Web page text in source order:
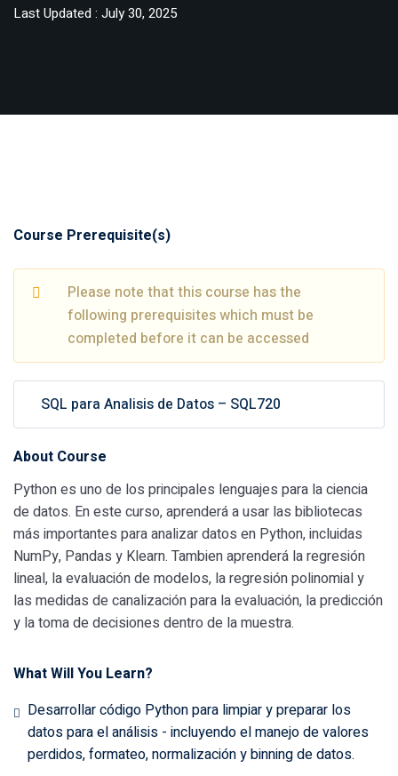
Last Updated : July 30, 2025
Course Prerequisite(s)
Please note that this course has the
following prerequisites which must be
completed before it can be accessed
SQL para Analisis de Datos – SQL720
About Course
Python es uno de los principales lenguajes para la ciencia
de datos. En este curso, aprenderá a usar las bibliotecas
más importantes para analizar datos en Python, incluidas
NumPy, Pandas y Klearn. Tambien aprenderá la regresión
lineal, la evaluación de modelos, la regresión polinomial y
las medidas de canalización para la evaluación, la predicción
y la toma de decisiones dentro de la muestra.
What Will You Learn?
Desarrollar código Python para limpiar y preparar los
datos para el análisis - incluyendo el manejo de valores
perdidos, formateo, normalización y binning de datos.